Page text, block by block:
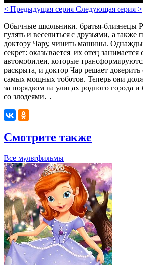
< Предыдущая серия Следующая серия >
Обычные школьники, братья-близнецы
гулять и веселиться с друзьями, а также
доктору Чару, чинить машины.
секрет: оказывается, их отец
автомобилей, которые
раскрыта, и доктор Чар решает
самых мощных тоботов. Теперь они
за порядком на улицах родного города и
со злодеями…
Смотрите также
Все мультфильмы